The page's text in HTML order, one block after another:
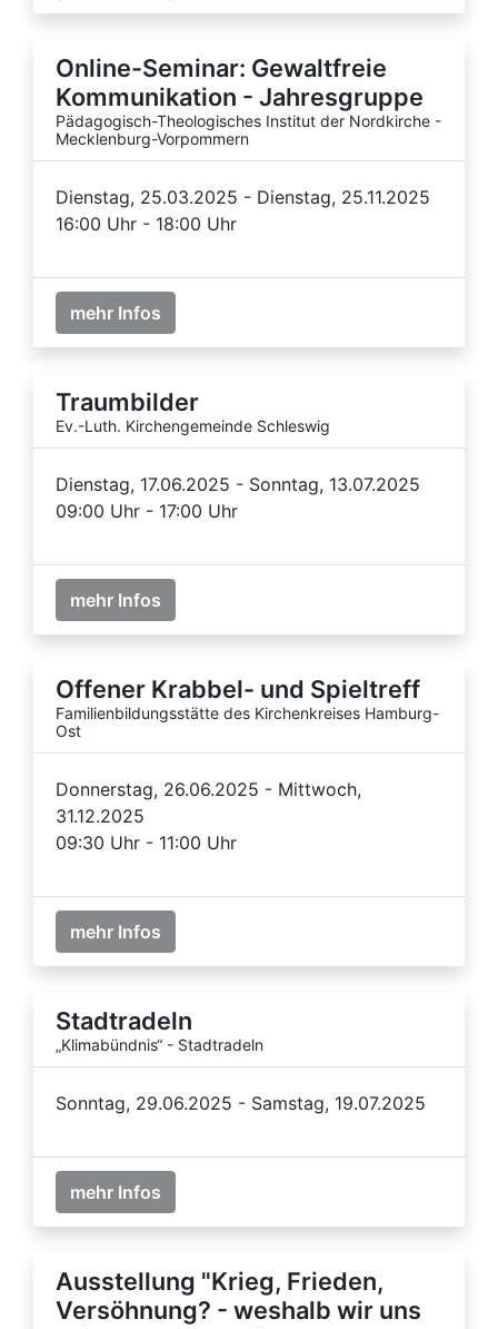
Online-Seminar: Gewaltfreie
Kommunikation - Jahresgruppe
Pädagogisch-Theologisches Institut der Nordkirche -
Mecklenburg-Vorpommern
Dienstag, 25.03.2025 - Dienstag, 25.11.2025
16:00 Uhr - 18:00 Uhr
mehr Infos
Traumbilder
Ev.-Luth. Kirchengemeinde Schleswig
Dienstag, 17.06.2025 - Sonntag, 13.07.2025
09:00 Uhr - 17:00 Uhr
mehr Infos
Offener Krabbel- und Spieltreff
Familienbildungsstätte des Kirchenkreises Hamburg-
Ost
Donnerstag, 26.06.2025 - Mittwoch,
31.12.2025
09:30 Uhr - 11:00 Uhr
mehr Infos
Stadtradeln
„Klimabündnis“ - Stadtradeln
Sonntag, 29.06.2025 - Samstag, 19.07.2025
mehr Infos
Ausstellung "Krieg, Frieden,
Versöhnung? - weshalb wir uns